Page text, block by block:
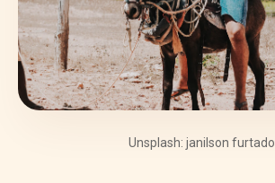
Unsplash: janilson furtado